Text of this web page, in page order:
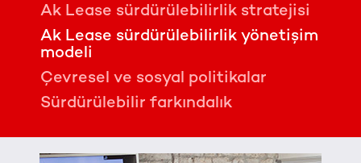
Ak Lease sürdürülebilirlik stratejisi
Ak Lease sürdürülebilirlik yönetişim
modeli
Çevresel ve sosyal politikalar
Sürdürülebilir farkındalık